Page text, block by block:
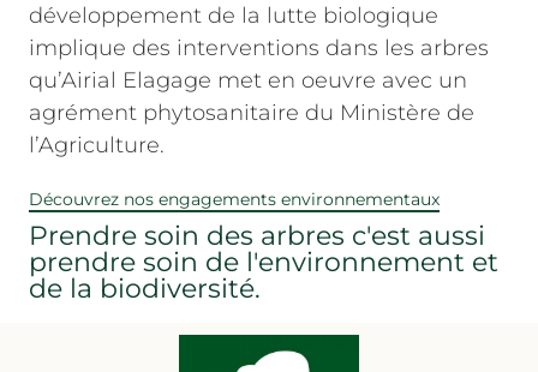
développement de la lutte biologique
implique des interventions dans les arbres
qu’Airial Elagage met en oeuvre avec un
agrément phytosanitaire du Ministère de
l’Agriculture.
Découvrez nos engagements environnementaux
Prendre soin des arbres c'est aussi
prendre soin de l'environnement et
de la biodiversité.